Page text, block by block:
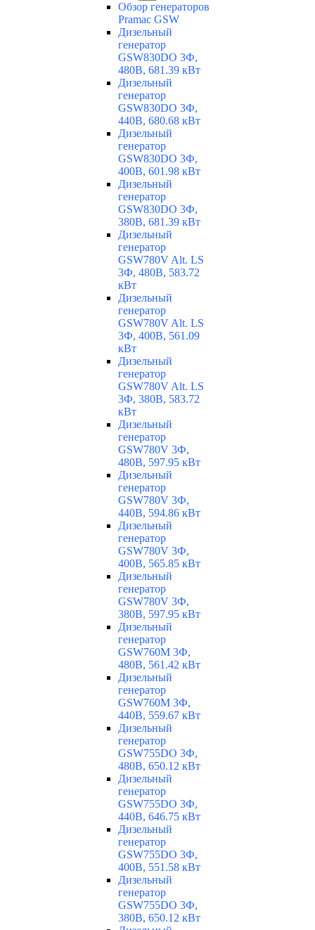
Обзор генераторов
Pramac GSW
Дизельный
генератор
GSW830DO 3Ф,
480В, 681.39 кВт
Дизельный
генератор
GSW830DO 3Ф,
440В, 680.68 кВт
Дизельный
генератор
GSW830DO 3Ф,
400В, 601.98 кВт
Дизельный
генератор
GSW830DO 3Ф,
380В, 681.39 кВт
Дизельный
генератор
GSW780V Alt. LS
3Ф, 480В, 583.72
кВт
Дизельный
генератор
GSW780V Alt. LS
3Ф, 400В, 561.09
кВт
Дизельный
генератор
GSW780V Alt. LS
3Ф, 380В, 583.72
кВт
Дизельный
генератор
GSW780V 3Ф,
480В, 597.95 кВт
Дизельный
генератор
GSW780V 3Ф,
440В, 594.86 кВт
Дизельный
генератор
GSW780V 3Ф,
400В, 565.85 кВт
Дизельный
генератор
GSW780V 3Ф,
380В, 597.95 кВт
Дизельный
генератор
GSW760M 3Ф,
480В, 561.42 кВт
Дизельный
генератор
GSW760M 3Ф,
440В, 559.67 кВт
Дизельный
генератор
GSW755DO 3Ф,
480В, 650.12 кВт
Дизельный
генератор
GSW755DO 3Ф,
440В, 646.75 кВт
Дизельный
генератор
GSW755DO 3Ф,
400В, 551.58 кВт
Дизельный
генератор
GSW755DO 3Ф,
380В, 650.12 кВт